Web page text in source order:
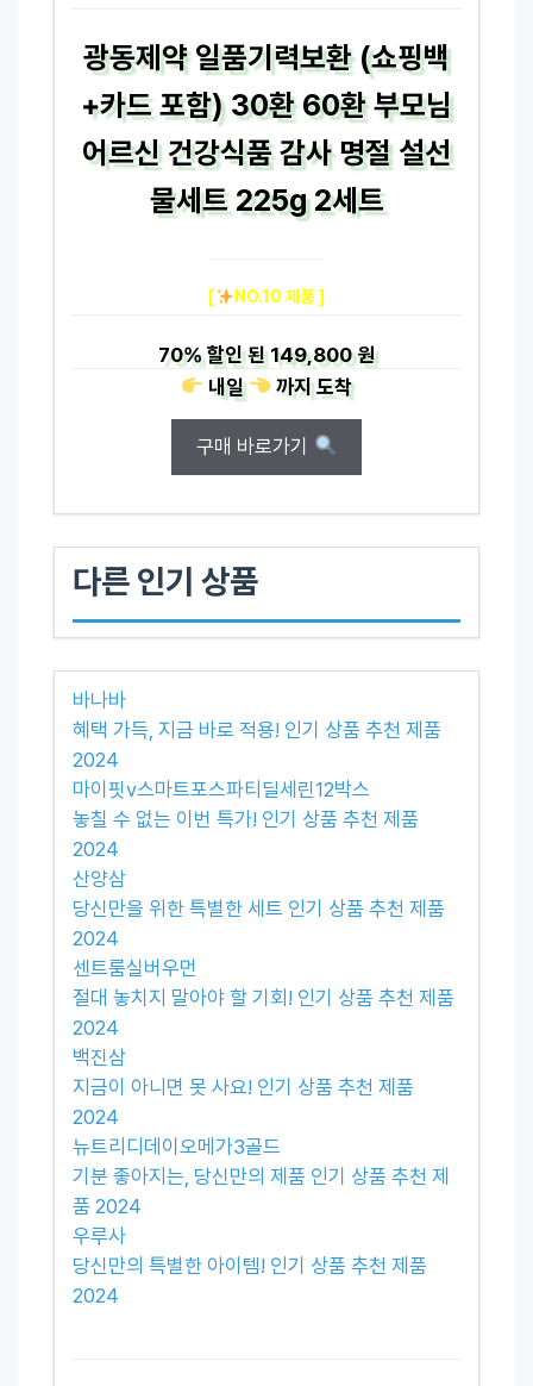
광동제약 일품기력보환 (쇼핑백
+카드 포함) 30환 60환 부모님
어르신 건강식품 감사 명절 설선
물세트 225g 2세트
[ NO.10 제품 ]
70%할인 된149,800 원
내일
까지도착
구매 바로가기
다른 인기 상품
바나바
혜택 가득, 지금 바로 적용! 인기 상품 추천 제품
2024
마이핏v스마트포스파티딜세린12박스
놓칠 수 없는 이번 특가! 인기 상품 추천 제품
2024
산양삼
당신만을 위한 특별한 세트 인기 상품 추천 제품
2024
센트룸실버우먼
절대 놓치지 말아야 할 기회! 인기 상품 추천 제품
2024
백진삼
지금이 아니면 못 사요! 인기 상품 추천 제품
2024
뉴트리디데이오메가3골드
기분 좋아지는, 당신만의 제품 인기 상품 추천 제
품 2024
우루사
당신만의 특별한 아이템! 인기 상품 추천 제품
2024